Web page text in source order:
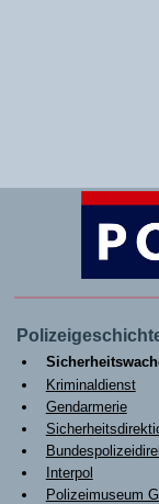
Kriminaldienst
Gendarmerie
Interpol
Polizeimuseum